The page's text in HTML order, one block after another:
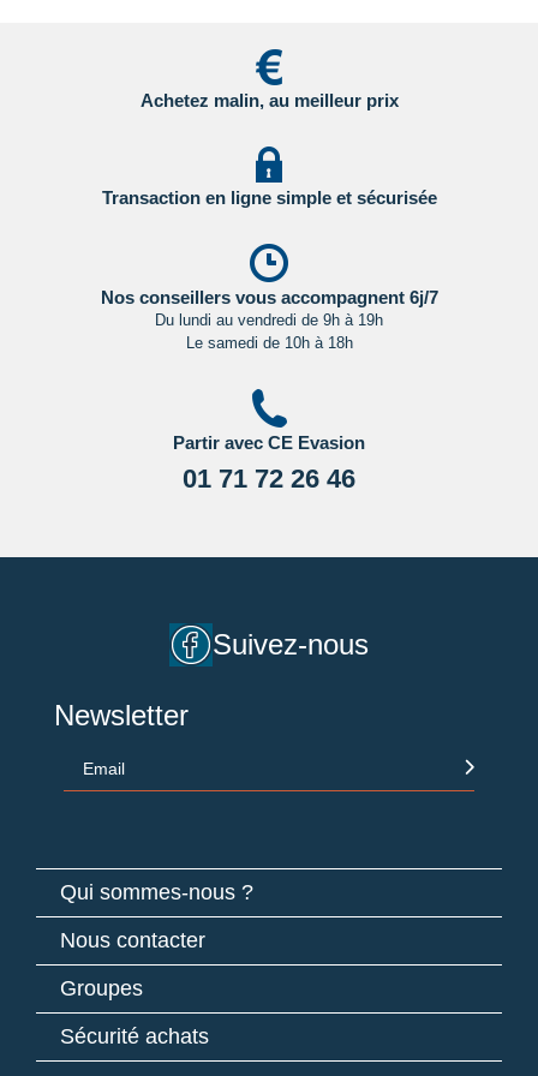
- Canada : sur le site du gouvernement canadien en
Pour les passagers binationaux ou de nationalité étrangère
il est préférable de vous rapprocher du consulat ou de
l’ambassade du pays de destination et de transit.
susceptibles de changer entre votre réservation et votre
départ, nous vous recommandons vivement de consulter
régulièrement le site du ministère des affaires étrangères en
Achetez malin, au meilleur prix
Transaction en ligne simple et sécurisée
Nos conseillers vous accompagnent 6j/7
Du lundi au vendredi de 9h à 19h
Le samedi de 10h à 18h
Partir avec CE Evasion
01 71 72 26 46
Suivez-nous
Newsletter
Email
Qui sommes-nous ?
Nous contacter
Groupes
Sécurité achats